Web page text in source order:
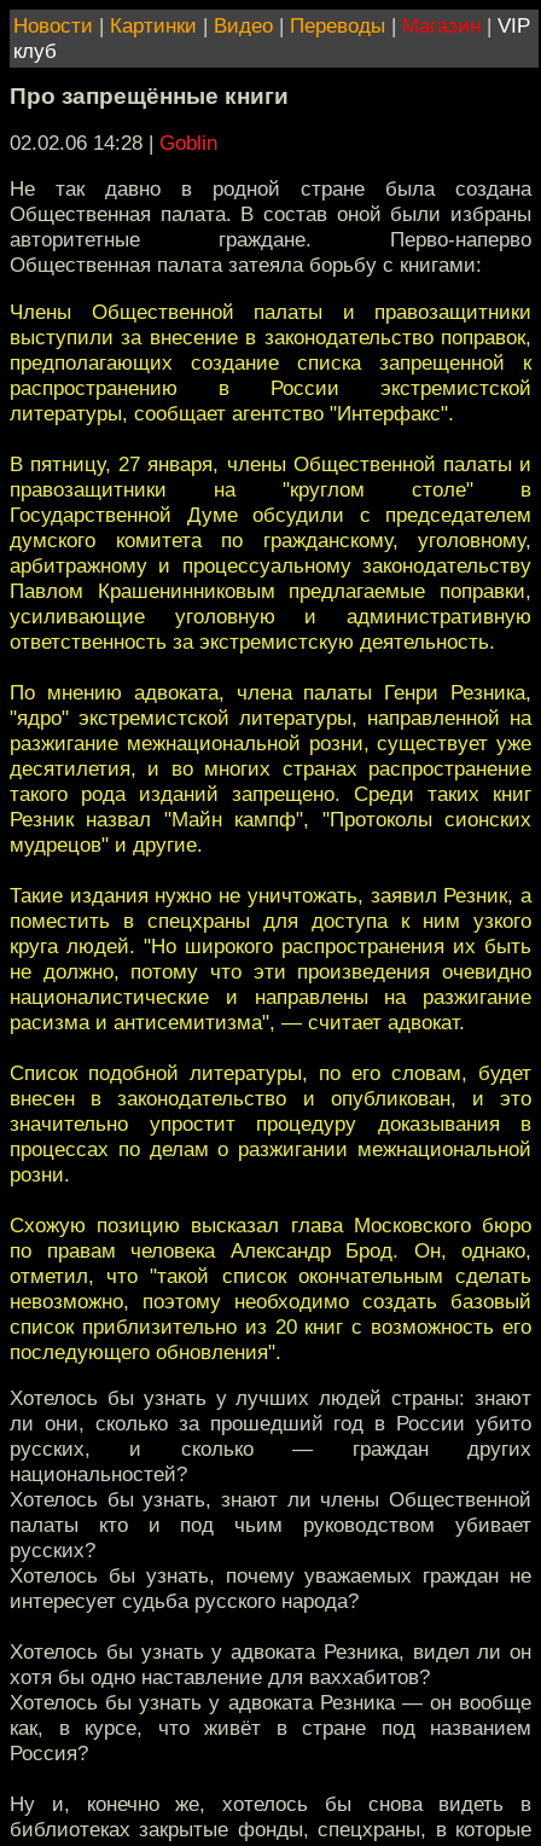
Новости | Картинки | Видео | Переводы | Магазин | VIP
клуб
Про запрещённые книги
02.02.06 14:28 | Goblin
Не так давно в родной стране была создана
Общественная палата. В состав оной были избраны
авторитетные граждане. Перво-наперво
Общественная палата затеяла борьбу с книгами:
Члены Общественной палаты и правозащитники
выступили за внесение в законодательство поправок,
предполагающих создание списка запрещенной к
распространению в России экстремистской
литературы, сообщает агентство "Интерфакс".
В пятницу, 27 января, члены Общественной палаты и
правозащитники на "круглом столе" в
Государственной Думе обсудили с председателем
думского комитета по гражданскому, уголовному,
арбитражному и процессуальному законодательству
Павлом Крашенинниковым предлагаемые поправки,
усиливающие уголовную и административную
ответственность за экстремистскую деятельность.
По мнению адвоката, члена палаты Генри Резника,
"ядро" экстремистской литературы, направленной на
разжигание межнациональной розни, существует уже
десятилетия, и во многих странах распространение
такого рода изданий запрещено. Среди таких книг
Резник назвал "Майн кампф", "Протоколы сионских
мудрецов" и другие.
Такие издания нужно не уничтожать, заявил Резник, а
поместить в спецхраны для доступа к ним узкого
круга людей. "Но широкого распространения их быть
не должно, потому что эти произведения очевидно
националистические и направлены на разжигание
расизма и антисемитизма", — считает адвокат.
Список подобной литературы, по его словам, будет
внесен в законодательство и опубликован, и это
значительно упростит процедуру доказывания в
процессах по делам о разжигании межнациональной
розни.
Схожую позицию высказал глава Московского бюро
по правам человека Александр Брод. Он, однако,
отметил, что "такой список окончательным сделать
невозможно, поэтому необходимо создать базовый
список приблизительно из 20 книг с возможность его
последующего обновления".
Хотелось бы узнать у лучших людей страны: знают
ли они, сколько за прошедший год в России убито
русских, и сколько — граждан других
национальностей?
Хотелось бы узнать, знают ли члены Общественной
палаты кто и под чьим руководством убивает
русских?
Хотелось бы узнать, почему уважаемых граждан не
интересует судьба русского народа?
Хотелось бы узнать у адвоката Резника, видел ли он
хотя бы одно наставление для ваххабитов?
Хотелось бы узнать у адвоката Резника — он вообще
как, в курсе, что живёт в стране под названием
Россия?
Ну и, конечно же, хотелось бы снова видеть в
библиотеках закрытые фонды, спецхраны, в которые